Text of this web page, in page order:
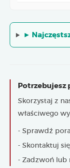
►
Potrzebujesz
Skorzystaj z
właściwego
- Sprawdź
- Skontaktuj
- Zadzwoń lub